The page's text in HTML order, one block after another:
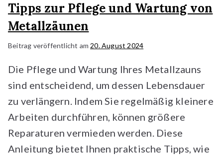
Tipps zur Pflege und Wartung von
Metallzäunen
Beitrag veröffentlicht am 20. August 2024
Die Pflege und Wartung Ihres Metallzauns
sind entscheidend, um dessen Lebensdauer
zu verlängern. Indem Sie regelmäßig kleinere
Arbeiten durchführen, können größere
Reparaturen vermieden werden. Diese
Anleitung bietet Ihnen praktische Tipps, wie